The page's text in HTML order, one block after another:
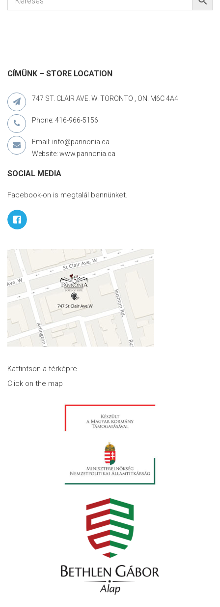
CÍMÜNK – STORE LOCATION
747 ST. CLAIR AVE. W. TORONTO , ON. M6C 4A4
Phone: 416-966-5156
Email: info@pannonia.ca
Website: www.pannonia.ca
SOCIAL MEDIA
Facebook-on is megtalál bennünket.
Kattintson a térképre
Click on the map